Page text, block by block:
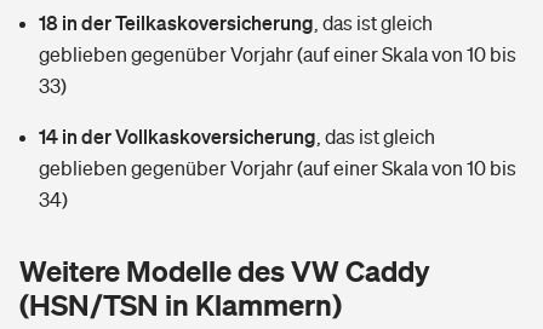
Sie haben Fragen?
Restkreditversicherung
Tools
Hochwasser-Check: Wie gefährdet ist Ihr Haus?
Reiseversicherung
Hundehalter-Haftpflicht
Handyversicherung
Private Cyberversicherung
Tools
Wer versichert was: Jetzt Versicherer finden
Rentenrechner: Wie viel Geld bekomme ich im Alter?
18 in der Teilkaskoversicherung das ist gleich
geblieben gegenüber Vorjahr (auf einer Skala von 10 bis
33)
14 in der Vollkaskoversicherung das ist gleich
geblieben gegenüber Vorjahr (auf einer Skala von 10 bis
34)
Weitere Modelle des VW Caddy
(HSN/TSN in Klammern)